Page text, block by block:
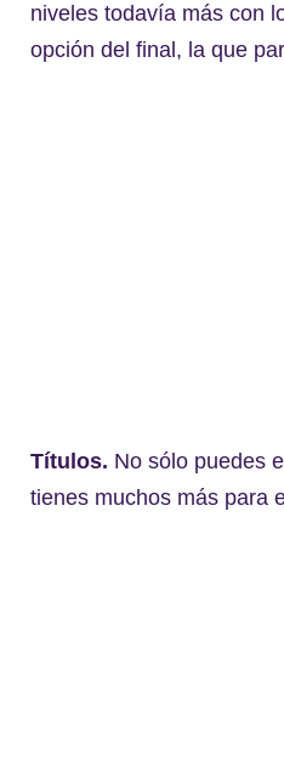
niveles todavía más con
opción del final, la que
Títulos. No sólo puedes
tienes muchos más para